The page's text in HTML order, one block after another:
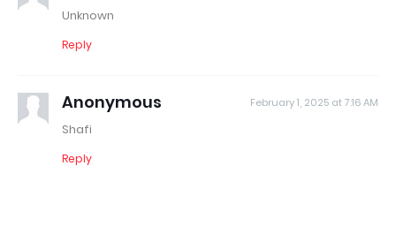
Unknown
Reply
Anonymous February 1, 2025 at 7:16 AM
Shafi
Reply